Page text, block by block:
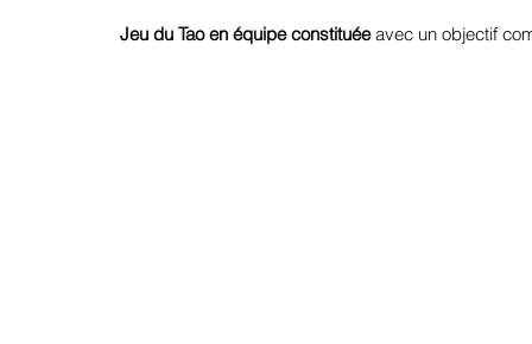
Jeu du Tao en équipe constituéeavec un objectif